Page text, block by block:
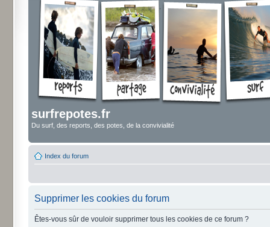
surfrepotes.fr
Du surf, des reports, des potes, de la convivialité
Index du forum
Supprimer les cookies du forum
Êtes-vous sûr de vouloir supprimer tous les cookies de ce forum ?